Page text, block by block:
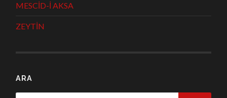
MESCİD-İ AKSA
ZEYTİN
ARA